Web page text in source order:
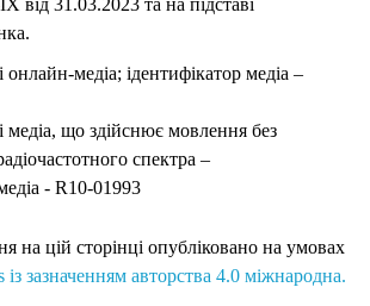
онлайн-медіа; ідентифікатор медіа –
медіа, що здійснює мовлення без
спектра –
- R10-01993
на цій сторінці опубліковано на умовах
зазначенням авторства 4.0 міжнародна.